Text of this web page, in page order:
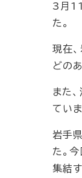
3月11
た。
現在
どの
また
ていま
岩手
た。
集結